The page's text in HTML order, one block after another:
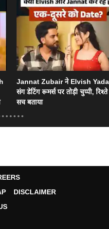
Jannat Zubair ने Elvish
संग डेटिंग रूमर्स पर तोड़ी चुप्पी,
सच बताया
DISCLAIMER